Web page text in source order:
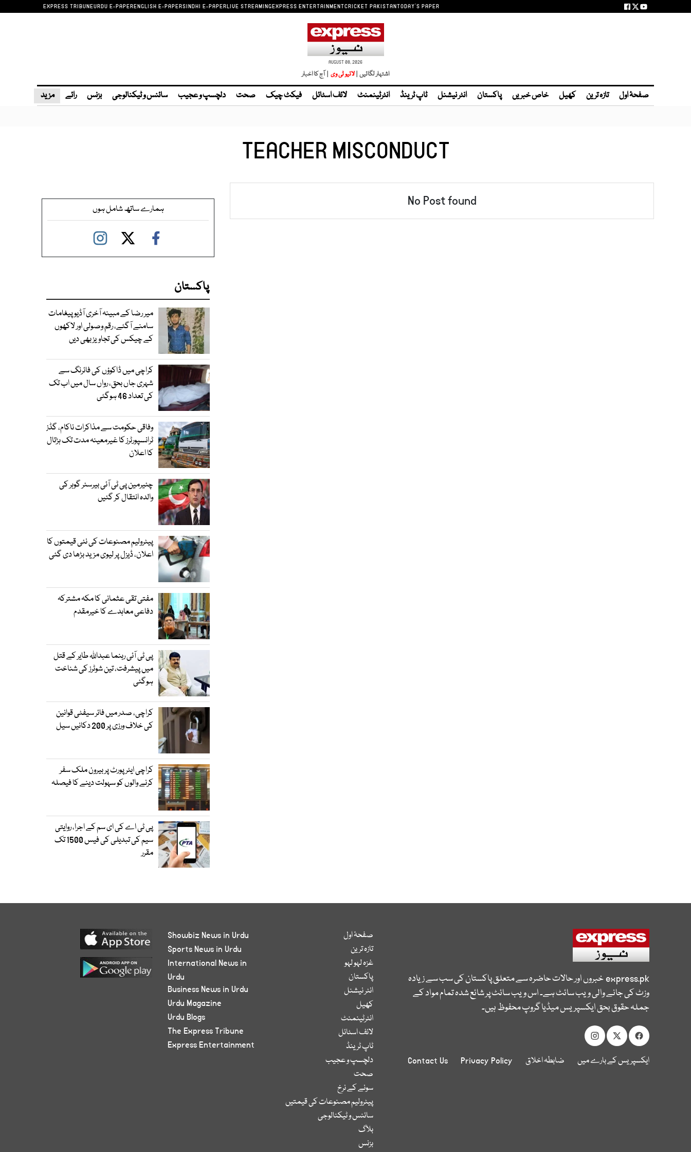
EXPRESS TRIBUNEURDU E-PAPERENGLISH E-PAPERSINDHI E-PAPERLIVE STREAMINGEXPRESS ENTERTAINMENTCRICKET PAKISTANTODAY'S PAPER
AUGUST 08, 2026
اشتہار لگائیں | | آج کا اخبار
صفحۂ اول تازہ ترین کھیل خاص خبریں پاکستان انٹر نیشنل ٹاپ ٹرینڈ انٹرٹینمنٹ لائف اسٹائل فیکٹ چیک صحت دلچسپ و عجیب سائنس و ٹیکنالوجی بزنس رائے مزید
TEACHER MISCONDUCT
No Post found ہمارے ساتھ شامل ہوں
پاکستان
میر رضا کے مبینہ آخری آڈیو پیغامات
سامنے آگئے، رقم وصولی اور لاکھوں
کے چیکس کی تجاویز بھی دیں
کراچی میں ڈاکوؤں کی فائرنگ سے
شہری جاں بحق، رواں سال میں اب تک
کی تعداد 46 ہوگئی
وفاقی حکومت سے مذاکرات ناکام، گڈز
ٹرانسپورٹرز کا غیرمعینہ مدت تک ہڑتال
کا اعلان
چئیرمین پی ٹی آئی بیرسٹر گوہر کی
والدہ انتقال کر گئیں
پیٹرولیم مصنوعات کی نئی قیمتوں کا
اعلان، ڈیزل پر لیوی مزید بڑھا دی گئی
مفتی تقی عثمانی کا مکہ مشترکہ
دفاعی معاہدے کا خیرمقدم
پی ٹی آئی رہنما عبداللہ طایر کے قتل
میں پیشرفت، تین شوٹرز کی شناخت
ہوگئی
کراچی، صدر میں فائر سیفٹی قوانین
کی خلاف ورزی پر 200 دکانیں سیل
کراچی ایئرپورٹ پر بیرون ملک سفر
کرنے والوں کو سہولت دینے کا فیصلہ
پی ٹی اے کی ای سم کے اجرا، روایتی
سیم کی تبدیلی کی فیس 1500 تک
مقرر
express.pkخبروں اور حالات حاضرہ سے متعلق پاکستان کی سب سے زیادہ
وزٹ کی جانے والی ویب سائٹ ہے۔ اس ویب سائٹ پر شائع شدہ تمام مواد کے
جملہ حقوق بحق ایکسپریس میڈیا گروپ محفوظ ہیں۔
ایکسپریس کے بارے میں ضابطہ اخلاق Privacy Policy
Contact Us
صفحۂ اول
تازہ ترین
غزہ لہو لہو
پاکستان
انٹر نیشنل
کھیل
انٹرٹینمنٹ
لائف اسٹائل
ٹاپ ٹرینڈ
دلچسپ و عجیب
صحت
سونے کے نرخ
پیٹرولیم مصنوعات کی قیمتیں
سائنس و ٹیکنالوجی
بلاگ
بزنس
Showbiz News in Urdu
Sports News in Urdu
International News in
Urdu
Business News in Urdu
Urdu Magazine
Urdu Blogs
The Express Tribune
Express Entertainment